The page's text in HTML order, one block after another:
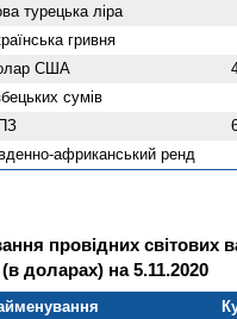
турецька ліра
гривня
США
сумів
африканський ренд
провідних світових
(в доларах) на 5.11.2020